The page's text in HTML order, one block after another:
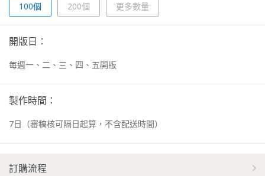
100個 200個 更多數量
開版日：
每週一、二、三、四、五開版
製作時間：
7日 （審稿核可隔日起算，不含配送時間）
訂購流程